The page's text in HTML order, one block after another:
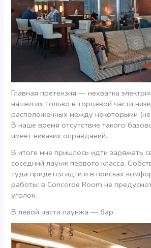
Главная претензия — нехватка
нашел их только в торцевой части
расположенных между некоторыми (не
В наше время отсутствие такого
имеет никаких оправданий.
В итоге мне пришлось идти заряжать
соседний лаунж первого класса.
туда придется идти и в поисках
работы: в Concorde Room не
уголок.
В левой части лаунжа — бар.